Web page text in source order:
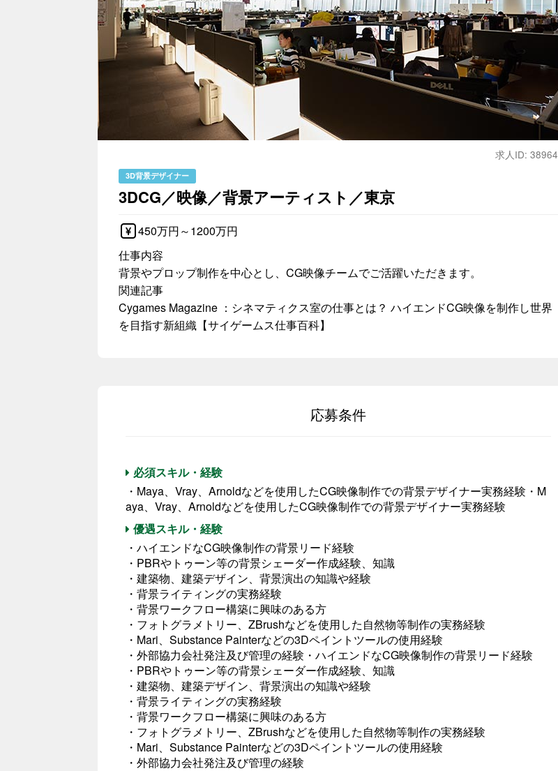
求人ID: 38964
3D背景デザイナー
3DCG／映像／背景アーティスト／東京
450万円～1200万円
仕事内容
背景やプロップ制作を中心とし、CG映像チームでご活躍いただきます。
関連記事
Cygames Magazine ：シネマティクス室の仕事とは？ ハイエンドCG映像を制作し世界
を目指す新組織【サイゲームス仕事百科】
応募条件
必須スキル・経験
・Maya、Vray、Arnoldなどを使用したCG映像制作での背景デザイナー実務経験・M
aya、Vray、Arnoldなどを使用したCG映像制作での背景デザイナー実務経験
優遇スキル・経験
・ハイエンドなCG映像制作の背景リード経験
・PBRやトゥーン等の背景シェーダー作成経験、知識
・建築物、建築デザイン、背景演出の知識や経験
・背景ライティングの実務経験
・背景ワークフロー構築に興味のある方
・フォトグラメトリー、ZBrushなどを使用した自然物等制作の実務経験
・Mari、Substance Painterなどの3Dペイントツールの使用経験
・外部協力会社発注及び管理の経験・ハイエンドなCG映像制作の背景リード経験
・PBRやトゥーン等の背景シェーダー作成経験、知識
・建築物、建築デザイン、背景演出の知識や経験
・背景ライティングの実務経験
・背景ワークフロー構築に興味のある方
・フォトグラメトリー、ZBrushなどを使用した自然物等制作の実務経験
・Mari、Substance Painterなどの3Dペイントツールの使用経験
・外部協力会社発注及び管理の経験